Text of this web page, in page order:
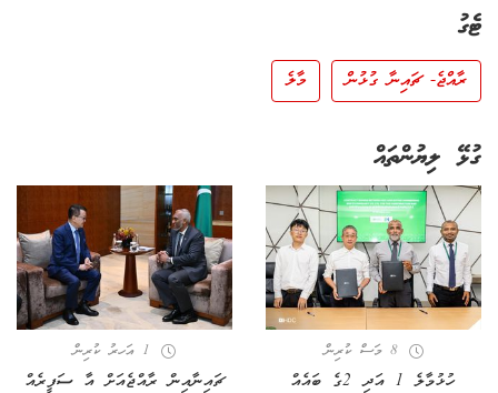
ޓެގު
ރާއްޖެ- ޗައިނާ ގުޅުން މާލެ
ގުޅޭ ލިޔުންތައް
8 މަސް ކުރިން
ހުޅުމާލެ 1 އަދި 2ގެ ބައެއް
1 އަހރު ކުރިން
ޗައިނާއިން ރާއްޖެއަށް އާ ސަފީރެއް